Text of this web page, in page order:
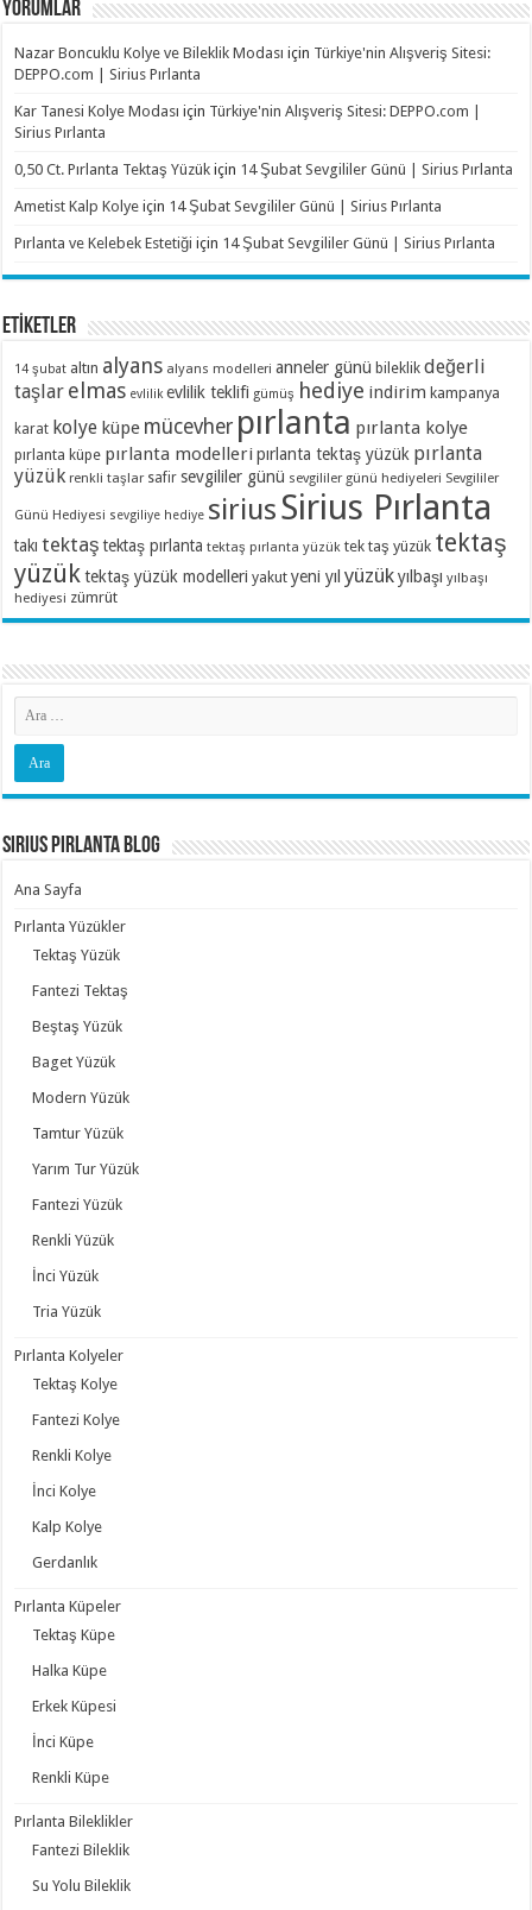
YORUMLAR
Nazar Boncuklu Kolye ve Bileklik Modası için Türkiye'nin Alışveriş Sitesi:
DEPPO.com | Sirius Pırlanta
Kar Tanesi Kolye Modası için Türkiye'nin Alışveriş Sitesi: DEPPO.com |
Sirius Pırlanta
0,50 Ct. Pırlanta Tektaş Yüzük için 14 Şubat Sevgililer Günü | Sirius Pırlanta
Ametist Kalp Kolye için 14 Şubat Sevgililer Günü | Sirius Pırlanta
Pırlanta ve Kelebek Estetiği için 14 Şubat Sevgililer Günü | Sirius Pırlanta
ETİKETLER
14 şubat altın alyans alyans modelleri anneler günü bileklik değerli
taşlar elmas evlilik evlilik teklifi gümüş hediye indirim kampanya
karat kolye küpe mücevher pırlanta pırlanta kolye
pırlanta küpe pırlanta modelleri pırlanta tektaş yüzük pırlanta
yüzük renkli taşlar safir sevgililer günü sevgililer günü hediyeleri Sevgililer
Günü Hediyesi sevgiliye hediye siriusSirius Pırlanta
takı tektaş tektaş pırlanta tektaş pırlanta yüzük tek taş yüzük tektaş
yüzük tektaş yüzük modelleri yakut yeni yıl yüzük yılbaşı yılbaşı
hediyesi zümrüt
Sirius Pırlanta Blog
Ana Sayfa
Pırlanta Yüzükler
Tektaş Yüzük
Fantezi Tektaş
Beştaş Yüzük
Baget Yüzük
Modern Yüzük
Tamtur Yüzük
Yarım Tur Yüzük
Fantezi Yüzük
Renkli Yüzük
İnci Yüzük
Tria Yüzük
Pırlanta Kolyeler
Tektaş Kolye
Fantezi Kolye
Renkli Kolye
İnci Kolye
Kalp Kolye
Gerdanlık
Pırlanta Küpeler
Tektaş Küpe
Halka Küpe
Erkek Küpesi
İnci Küpe
Renkli Küpe
Pırlanta Bileklikler
Fantezi Bileklik
Su Yolu Bileklik